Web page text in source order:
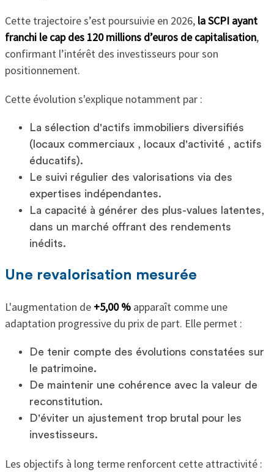
Cette trajectoire s’est poursuivie en 2026,la SCPI ayant
franchi le cap des 120 millions d’euros de capitalisation,
confirmant l’intérêt des investisseurs pour son
positionnement.
Cette évolution s'explique notamment par :
La sélection d'actifs immobiliers diversifiés
(locaux commerciaux , locaux d'activité , actifs
éducatifs).
Le suivi régulier des valorisations via des
expertises indépendantes.
La capacité à générer des plus-values latentes,
dans un marché offrant des rendements
inédits.
Une revalorisation mesurée
L'augmentation de +5,00 %apparaît comme une
adaptation progressive du prix de part. Elle permet :
De tenir compte des évolutions constatées sur
le patrimoine.
De maintenir une cohérence avec la valeur de
reconstitution.
D'éviter un ajustement trop brutal pour les
investisseurs.
Les objectifs à long terme renforcent cette attractivité :